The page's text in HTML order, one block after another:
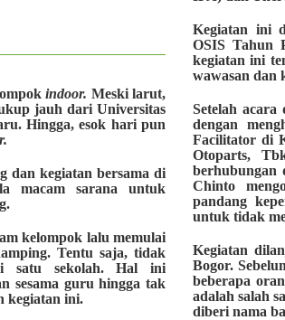
indoor. Meski larut,
jauh dari Universitas
Hingga, esok hari pun
dan kegiatan bersama di
macam sarana untuk
kelompok lalu memulai
Tentu saja, tidak
satu sekolah. Hal ini
sesama guru hingga tak
kegiatan ini.
Kegiatan ini
OSIS Tahun
kegiatan ini
wawasan dan
Setelah acara
dengan
Facilitator di
Otoparts,
berhubungan
Chinto
pandang
untuk tidak
Kegiatan
Bogor.
beberapa
adalah salah
diberi nama